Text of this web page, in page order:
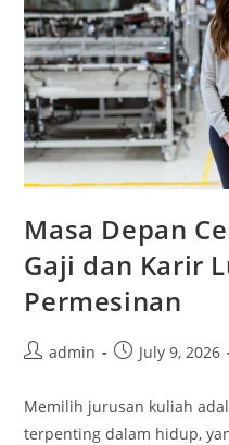
Masa Depan
Gaji dan Karir
Permesinan
Postadmin
PostJuly 9, 2026
Memilih jurusan kuliah
terpenting dalam hidup,